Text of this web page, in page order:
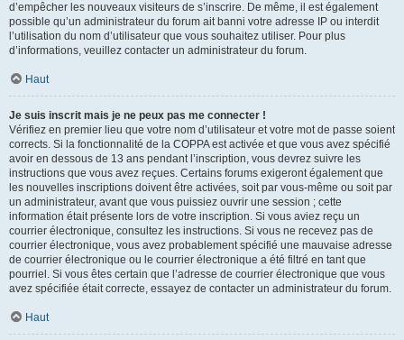
d’empêcher les nouveaux visiteurs de s’inscrire. De même, il est également
possible qu’un administrateur du forum ait banni votre adresse IP ou interdit
l’utilisation du nom d’utilisateur que vous souhaitez utiliser. Pour plus
d’informations, veuillez contacter un administrateur du forum.
Haut
Je suis inscrit mais je ne peux pas me connecter !
Vérifiez en premier lieu que votre nom d’utilisateur et votre mot de passe soient
corrects. Si la fonctionnalité de la COPPA est activée et que vous avez spécifié
avoir en dessous de 13 ans pendant l’inscription, vous devrez suivre les
instructions que vous avez reçues. Certains forums exigeront également que
les nouvelles inscriptions doivent être activées, soit par vous-même ou soit par
un administrateur, avant que vous puissiez ouvrir une session ; cette
information était présente lors de votre inscription. Si vous aviez reçu un
courrier électronique, consultez les instructions. Si vous ne recevez pas de
courrier électronique, vous avez probablement spécifié une mauvaise adresse
de courrier électronique ou le courrier électronique a été filtré en tant que
pourriel. Si vous êtes certain que l’adresse de courrier électronique que vous
avez spécifiée était correcte, essayez de contacter un administrateur du forum.
Haut